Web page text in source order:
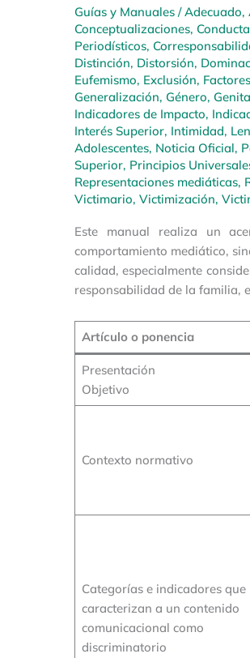
Guías y Manuales /Adecuado,
Conceptualizaciones,
Periodísticos,
Distinción, Distorsión,
Eufemismo, Exclusión, Factores
Generalización, Género,
Indicadores de Impacto,
Interés Superior, Intimidad,
Adolescentes, Noticia Oficial,
Superior, Principios
Representaciones mediáticas,
Victimario, Victimización,
Este manual realiza un
comportamiento mediático,
calidad, especialmente
responsabilidad de la familia,
Artículo o ponencia
Presentación
Objetivo
Contexto normativo
Categorías e indicadores que
caracterizan a un contenido
comunicacional como
discriminatorio